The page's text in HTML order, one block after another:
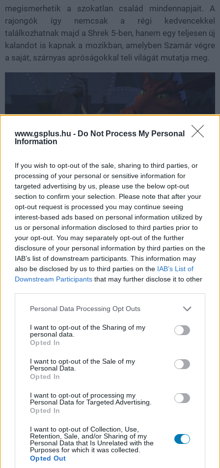
www.gsplus.hu - Do Not Process My Personal
Information
If you wish to opt-out of the sale, sharing to third parties, or
processing of your personal or sensitive information for
targeted advertising by us, please use the below opt-out
section to confirm your selection. Please note that after your
opt-out request is processed you may continue seeing
interest-based ads based on personal information utilized by
us or personal information disclosed to third parties prior to
your opt-out. You may separately opt-out of the further
disclosure of your personal information by third parties on the
IAB’s list of downstream participants. This information may
also be disclosed by us to third parties on the IAB’s List of
Downstream Participants that may further disclose it to other
Please note that this website/app uses one or more Google
not limited to your visit or usage behaviour. You may click to
grant or deny consent to Google and its third-party tags to
use your data for below specified purposes in below Google
consent section.
Personal Data Processing Opt Outs
I want to opt-out of the Sharing of my
personal data.
Opted In
I want to opt-out of the Sale of my
Personal Data.
Opted In
I want to opt-out of processing my
Personal Data for Targeted Advertising.
Opted In
I want to opt-out of Collection, Use,
Retention, Sale, and/or Sharing of my
Personal Data that Is Unrelated with the
Purposes for which it was collected.
Opted Out
megismerhetik a szokatlan család mindennapjait. A
rajongók így nemcsak a régi kedvencekkel
találkozhatnak majd a Shrek 5-ben, hanem egy teljesen új
kalandot is kapnak a mozikban, amelyben Szamár végre
a saját, szárnyas apróságokkal teli világát mutatja meg.
Nem akarsz lemaradni semmiről?
Rengeteg hír és cikk vár rád, lehet, hogy éppen nem
jön szembe GSO-n vagy a social médiában. Segítünk,
hogy naprakész maradj, kiválogatjuk neked a
legjobbakat,iratkozz fel hírlevelünkre!
megismertem és azt elfogadom.
SMASH by Meló-Diák: Homok, zene és a nyár legjobb
hangulata – Jön a második forduló! (X)
sorozat.